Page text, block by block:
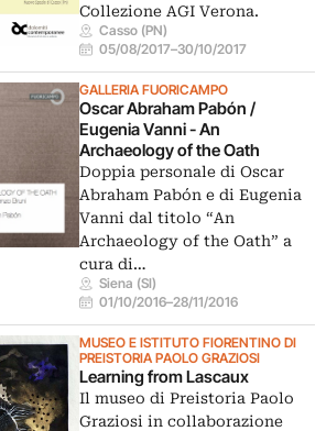
Collezione AGI Verona.
Casso (PN)
05/08/2017–30/10/2017
GALLERIA FUORICAMPO
Oscar Abraham Pabón /
Eugenia Vanni - An
Archaeology of the Oath
Doppia personale di Oscar
Abraham Pabón e di Eugenia
Vanni dal titolo “An
Archaeology of the Oath” a
cura di…
Siena (SI)
01/10/2016–28/11/2016
MUSEO E ISTITUTO FIORENTINO DI
PREISTORIA PAOLO GRAZIOSI
Learning from Lascaux
Il museo di Preistoria Paolo
Graziosi in collaborazione